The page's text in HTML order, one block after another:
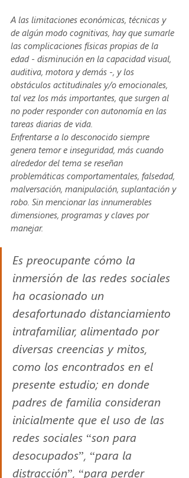
A las limitaciones económicas, técnicas y
de algún modo cognitivas, hay que sumarle
las complicaciones físicas propias de la
edad - disminución en la capacidad visual,
auditiva, motora y demás -, y los
obstáculos actitudinales y/o emocionales,
tal vez los más importantes, que surgen al
no poder responder con autonomía en las
tareas diarias de vida.
Enfrentarse a lo desconocido siempre
genera temor e inseguridad, más cuando
alrededor del tema se reseñan
problemáticas comportamentales, falsedad,
malversación, manipulación, suplantación y
robo. Sin mencionar las innumerables
dimensiones, programas y claves por
manejar.
Es preocupante cómo la
inmersión de las redes sociales
ha ocasionado un
desafortunado distanciamiento
intrafamiliar, alimentado por
diversas creencias y mitos,
como los encontrados en el
presente estudio; en donde
padres de familia consideran
inicialmente que el uso de las
redes sociales “son para
desocupados”, “para la
distracción”, “para perder